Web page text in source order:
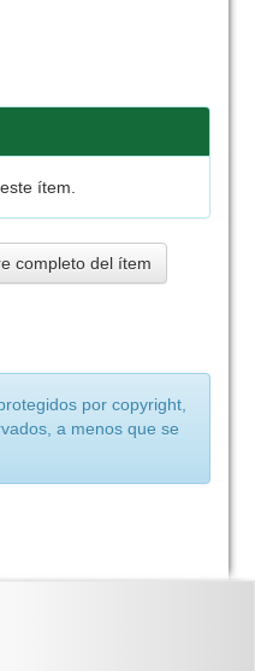
ítem.
completo del ítem
por copyright,
a menos que se